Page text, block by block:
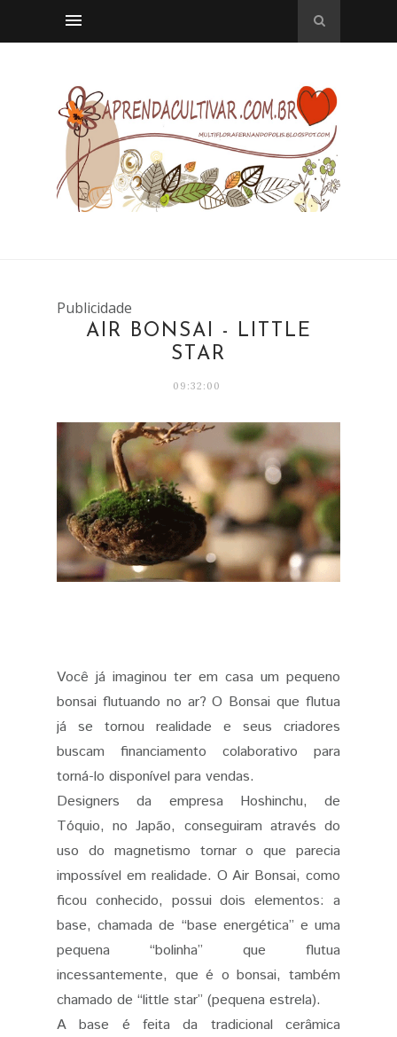
Publicidade
AIR BONSAI - LITTLE
STAR
09:32:00
Você já imaginou ter em casa um pequeno
bonsai flutuando no ar? O Bonsai que flutua
já se tornou realidade e seus criadores
buscam financiamento colaborativo para
torná-lo disponível para vendas.
Designers da empresa Hoshinchu, de
Tóquio, no Japão, conseguiram através do
uso do magnetismo tornar o que parecia
impossível em realidade. O Air Bonsai, como
ficou conhecido, possui dois elementos: a
base, chamada de “base energética” e uma
pequena “bolinha” que flutua
incessantemente, que é o bonsai, também
chamado de “little star” (pequena estrela).
A base é feita da tradicional cerâmica